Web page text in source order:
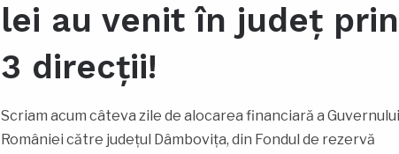
lei au venit în județ prin
3 direcții!
Scriam acum câteva zile de alocarea financiară a
României către județul Dâmbovița, din Fondul de rezervă